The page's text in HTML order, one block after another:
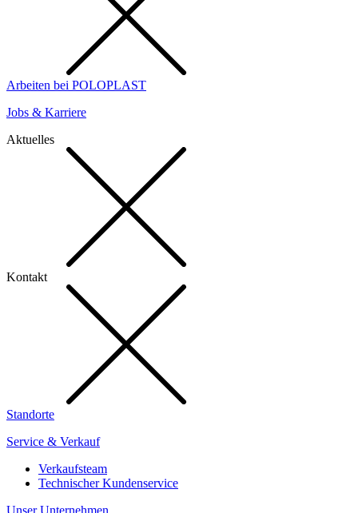
Arbeiten bei POLOPLAST
Jobs & Karriere
Aktuelles
Kontakt
Standorte
Service & Verkauf
Verkaufsteam
Technischer Kundenservice